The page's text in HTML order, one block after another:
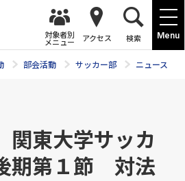
Menu
対象者別
メニュー アクセス 検索
部会活動 サッカー部 ニュース
東大学サッカ
期第１節 対法